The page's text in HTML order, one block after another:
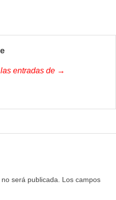
entradas de →
será publicada.
Los campos